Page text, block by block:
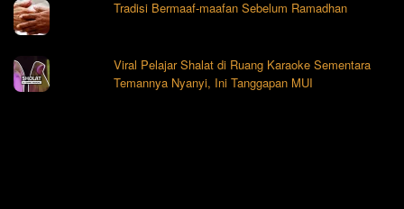
Tradisi Bermaaf-maafan Sebelum Ramadhan
Viral Pelajar Shalat di Ruang Karaoke Sementara
Temannya Nyanyi, Ini Tanggapan MUI